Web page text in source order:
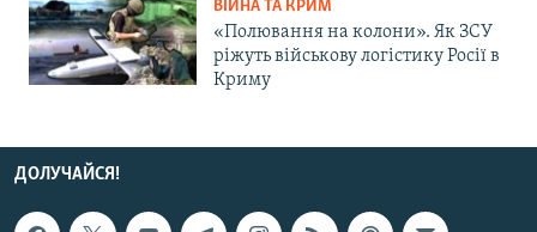
ВІЙНА ТА КРИМ
«Полювання на колони». Як ЗСУ
ріжуть військову логістику Росії в
Криму
ДОЛУЧАЙСЯ!